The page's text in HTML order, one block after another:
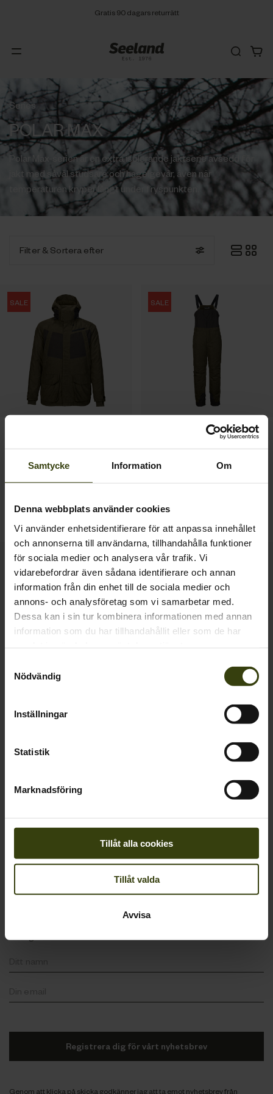
Samtycke Information Om
Denna webbplats använder cookies
Vi använder enhetsidentifierare för att anpassa innehållet
och annonserna till användarna, tillhandahålla funktioner
för sociala medier och analysera vår trafik. Vi
vidarebefordrar även sådana identifierare och annan
information från din enhet till de sociala medier och
annons- och analysföretag som vi samarbetar med.
Dessa kan i sin tur kombinera informationen med annan
information som du har tillhandahållit eller som de har
Nödvändig
Inställningar
Statistik
Marknadsföring
Tillåt alla cookies
Tillåt valda
Avvisa
Gratis 90 dagars returrätt
Series
POLAR MAX
Polar Max-serien är en extra isolerande jaktserie avsedd för
jakt med såväl studsare och hagelgevär, även när
temperaturen kryper långt under fryspunkten.
Filter & Sortera efter
SALE
2 277.00 SEK
SALE
Polar Max byxor
1 677.00 SEK
1
Kontakta oss
Outfit International A/S
Greve Main 10
DK 2670 Greve
Denmark
VAT no.: DK15049847
Kundservice
webshop@seeland.com
Håll dig underrättad
Registrera dig för vårt nyhetsbrev
Genom att klicka på skicka godkänner jag att ta emot nyhetsbrev från